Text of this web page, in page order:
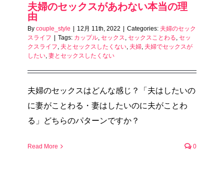
夫婦のセックスがあわない本当の理
由
By couple_style 12月 11th, 2022 Categories: 夫婦のセック
スライフ
Tags: カップル, セックス, セックスことわる, セッ
クスライフ, 夫とセックスしたくない, 夫婦, 夫婦でセックスが
したい, 妻とセックスしたくない
夫婦のセックスはどんな感じ？「夫はしたいの
に妻がことわる・妻はしたいのに夫がことわ
る」どちらのパターンですか？
Read More 0